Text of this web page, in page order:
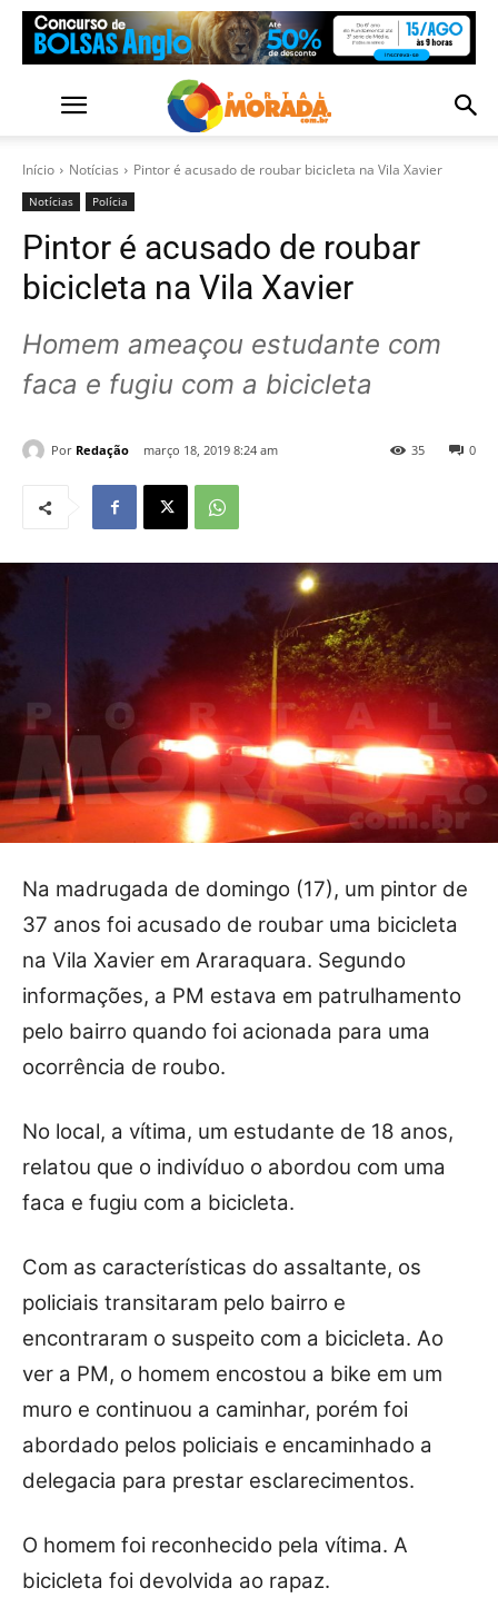
Início Notícias Pintor é acusado de roubar bicicleta na Vila Xavier
Notícias Polícia
Pintor é acusado de roubar
bicicleta na Vila Xavier
Homem ameaçou estudante com
faca e fugiu com a bicicleta
Por Redação março 18, 2019 8:24 am 0
35
Na madrugada de domingo (17), um pintor de
37 anos foi acusado de roubar uma bicicleta
na Vila Xavier em Araraquara. Segundo
informações, a PM estava em patrulhamento
pelo bairro quando foi acionada para uma
ocorrência de roubo.
No local, a vítima, um estudante de 18 anos,
relatou que o indivíduo o abordou com uma
faca e fugiu com a bicicleta.
Com as características do assaltante, os
policiais transitaram pelo bairro e
encontraram o suspeito com a bicicleta. Ao
ver a PM, o homem encostou a bike em um
muro e continuou a caminhar, porém foi
abordado pelos policiais e encaminhado a
delegacia para prestar esclarecimentos.
O homem foi reconhecido pela vítima. A
bicicleta foi devolvida ao rapaz.